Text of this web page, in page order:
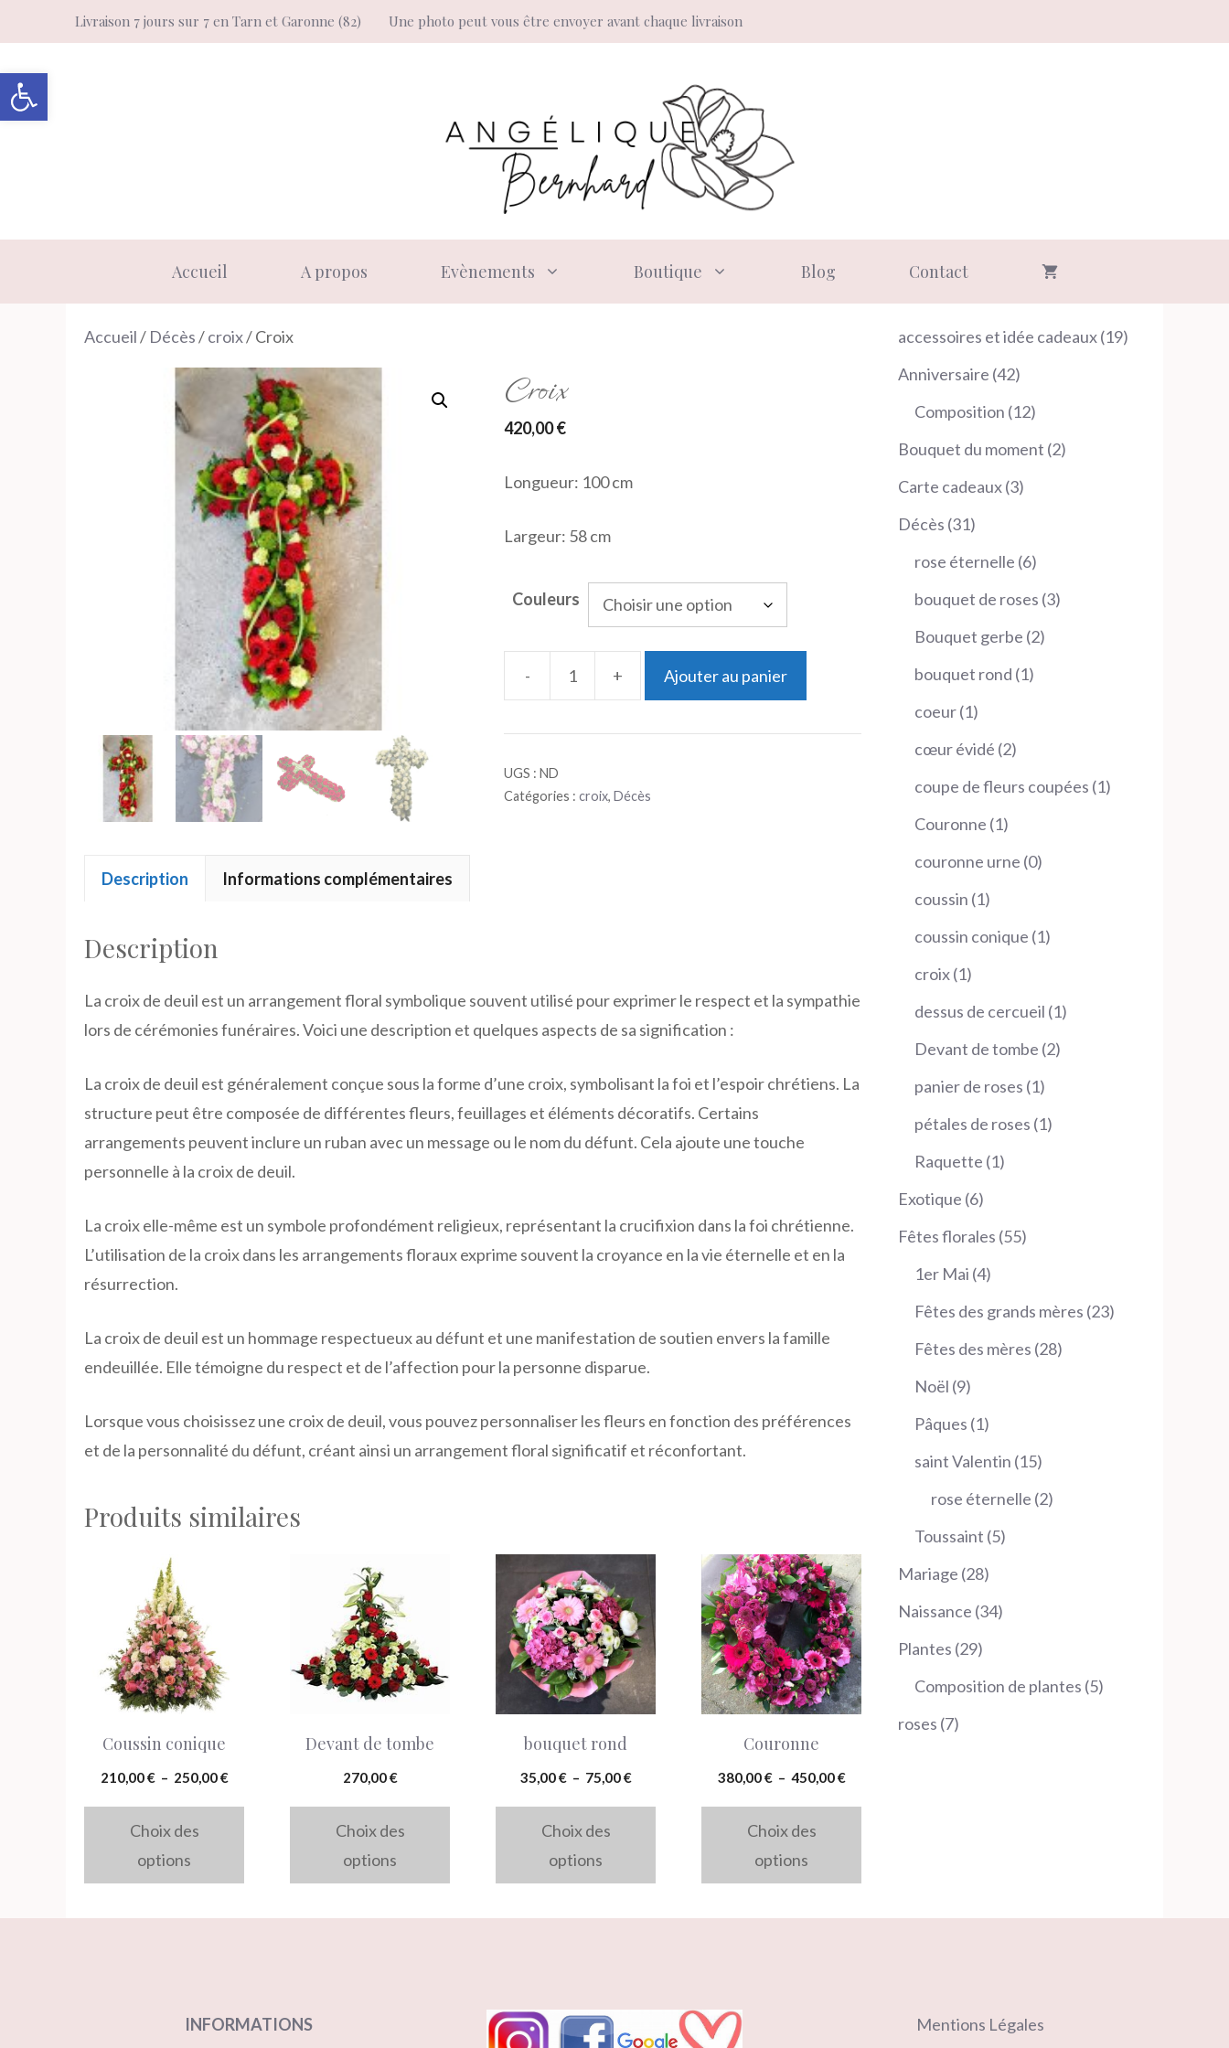
Ouvrir la barre d’outils
au
contenu
Livraison 7 jours sur 7 en Tarn et Garonne (82) Une photo peut vous être envoyer avant chaque livraison
Accueil A propos Evènements Boutique Blog Contact
Accueil/ Décès/croix/ Croix
Croix
420,00€
Longueur: 100 cm
Largeur: 58 cm
Couleurs
- + Ajouter au panier
UGS : ND
Catégories : croix, Décès
Description Informations complémentaires
Description
La croix de deuil est un arrangement floral symbolique souvent utilisé pour exprimer le respect et la sympathie
lors de cérémonies funéraires. Voici une description et quelques aspects de sa signification :
La croix de deuil est généralement conçue sous la forme d’une croix, symbolisant la foi et l’espoir chrétiens. La
structure peut être composée de différentes fleurs, feuillages et éléments décoratifs. Certains
arrangements peuvent inclure un ruban avec un message ou le nom du défunt. Cela ajoute une touche
personnelle à la croix de deuil.
La croix elle-même est un symbole profondément religieux, représentant la crucifixion dans la foi chrétienne.
L’utilisation de la croix dans les arrangements floraux exprime souvent la croyance en la vie éternelle et en la
résurrection.
La croix de deuil est un hommage respectueux au défunt et une manifestation de soutien envers la famille
endeuillée. Elle témoigne du respect et de l’affection pour la personne disparue.
Lorsque vous choisissez une croix de deuil, vous pouvez personnaliser les fleurs en fonction des préférences
et de la personnalité du défunt, créant ainsi un arrangement floral significatif et réconfortant.
Produits similaires
Coussin conique
210,00€ – 250,00€Plage
Choix des
options
plusieurs
variations.
options
peuvent
être
choisies
la
page
Devant de tombe
270,00€
Choix des
options
plusieurs
variations.
options
peuvent
être
choisies
la
page
bouquet rond
35,00€ – 75,00€Plage
Choix des
options
produit
plusieurs
variations.
Les
options
peuvent
être
choisies
la
page
Couronne
380,00€ – 450,00€Plage
Choix des
options
Ce
produit
a
plusieurs
variations.
Les
options
peuvent
être
choisies
la
page
accessoires et idée cadeaux 1919
Anniversaire 4242
produits
Composition 1212
produits
Bouquet du moment 22
Carte cadeaux 33
Décès 3131
produits
rose éternelle 66
produits
bouquet de roses 33
Bouquet gerbe 22
bouquet rond 11
coeur 11
produit
cœur évidé 22
produits
coupe de fleurs coupées 11
Couronne 11
produit
couronne urne 00
coussin 11
produit
coussin conique 11
croix 11
produit
dessus de cercueil 11
Devant de tombe 22
panier de roses 11
produit
pétales de roses 11
Raquette 11
Exotique 66
produits
Fêtes florales 5555
1er Mai 44
produits
Fêtes des grands mères 2323
Fêtes des mères 2828
Noël 99
produits
Pâques 11
produit
saint Valentin 1515
produits
rose éternelle 22
Toussaint 55
Mariage 2828
produits
Naissance 3434
Plantes 2929
produits
Composition de plantes 55
roses 77
INFORMATIONS
Mentions Légales